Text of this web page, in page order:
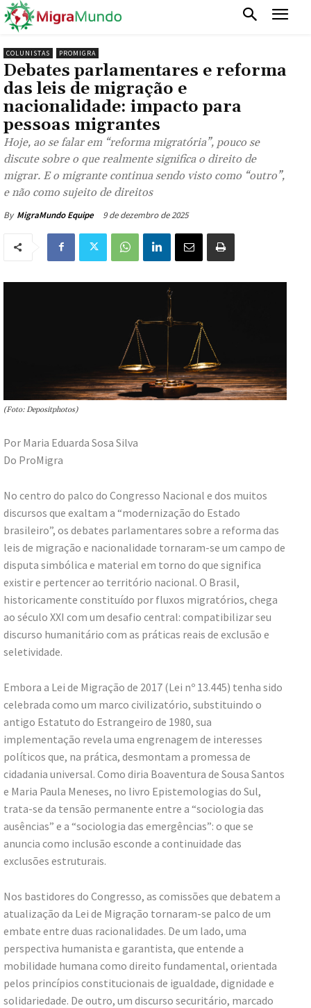
COLUNISTAS PROMIGRA
Debates parlamentares e reforma
das leis de migração e
nacionalidade: impacto para
pessoas migrantes
Hoje, ao se falar em “reforma migratória”, pouco se
discute sobre o que realmente significa o direito de
migrar. E o migrante continua sendo visto como “outro”,
e não como sujeito de direitos
By MigraMundo Equipe 9 de dezembro de 2025
(Foto: Depositphotos)
Por Maria Eduarda Sosa Silva
Do ProMigra
No centro do palco do Congresso Nacional e dos muitos
discursos que exaltam a “modernização do Estado
brasileiro”, os debates parlamentares sobre a reforma das
leis de migração e nacionalidade tornaram-se um campo de
disputa simbólica e material em torno do que significa
existir e pertencer ao território nacional. O Brasil,
historicamente constituído por fluxos migratórios, chega
ao século XXI com um desafio central: compatibilizar seu
discurso humanitário com as práticas reais de exclusão e
seletividade.
Embora a Lei de Migração de 2017 (Lei nº 13.445) tenha sido
celebrada como um marco civilizatório, substituindo o
antigo Estatuto do Estrangeiro de 1980, sua
implementação revela uma engrenagem de interesses
políticos que, na prática, desmontam a promessa de
cidadania universal. Como diria Boaventura de Sousa Santos
e Maria Paula Meneses, no livro Epistemologias do Sul,
trata-se da tensão permanente entre a “sociologia das
ausências” e a “sociologia das emergências”: o que se
anuncia como inclusão esconde a continuidade das
exclusões estruturais.
Nos bastidores do Congresso, as comissões que debatem a
atualização da Lei de Migração tornaram-se palco de um
embate entre duas racionalidades. De um lado, uma
perspectiva humanista e garantista, que entende a
mobilidade humana como direito fundamental, orientada
pelos princípios constitucionais de igualdade, dignidade e
solidariedade. De outro, um discurso securitário, marcado